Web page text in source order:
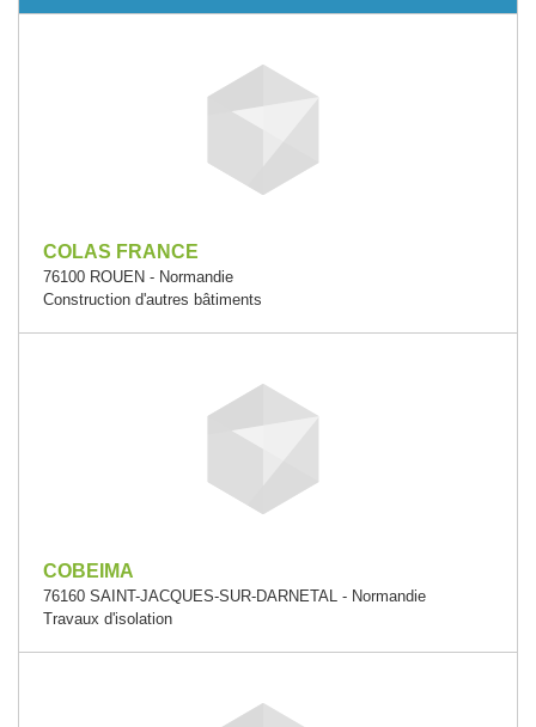
COLAS FRANCE
76100 ROUEN - Normandie
Construction d'autres bâtiments
COBEIMA
76160 SAINT-JACQUES-SUR-DARNETAL - Normandie
Travaux d'isolation